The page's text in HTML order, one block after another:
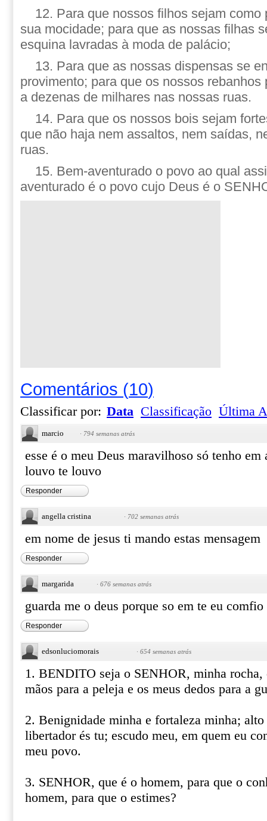
12. Para que nossos filhos sejam como
sua mocidade; para que as nossas filhas
esquina lavradas à moda de palácio;
13. Para que as nossas dispensas se
provimento; para que os nossos rebanhos
a dezenas de milhares nas nossas ruas.
14. Para que os nossos bois sejam
que não haja nem assaltos, nem saídas,
ruas.
15. Bem-aventurado o povo ao qual
aventurado é o povo cujo Deus é o
Comentários (10)
Classificar por: Data Classificação Última
marcio · 794 semanas atrás
esse é o meu Deus maravilhoso só tenho em
louvo te louvo
Responder
angella cristina · 702 semanas atrás
em nome de jesus ti mando estas mensagem
Responder
margarida · 676 semanas atrás
guarda me o deus porque so em te eu comfio
Responder
edsonluciomorais · 654 semanas atrás
1. BENDITO seja o SENHOR, minha rocha,
mãos para a peleja e os meus dedos para a
2. Benignidade minha e fortaleza minha;
libertador és tu; escudo meu, em quem eu
meu povo.
3. SENHOR, que é o homem, para que o
homem, para que o estimes?